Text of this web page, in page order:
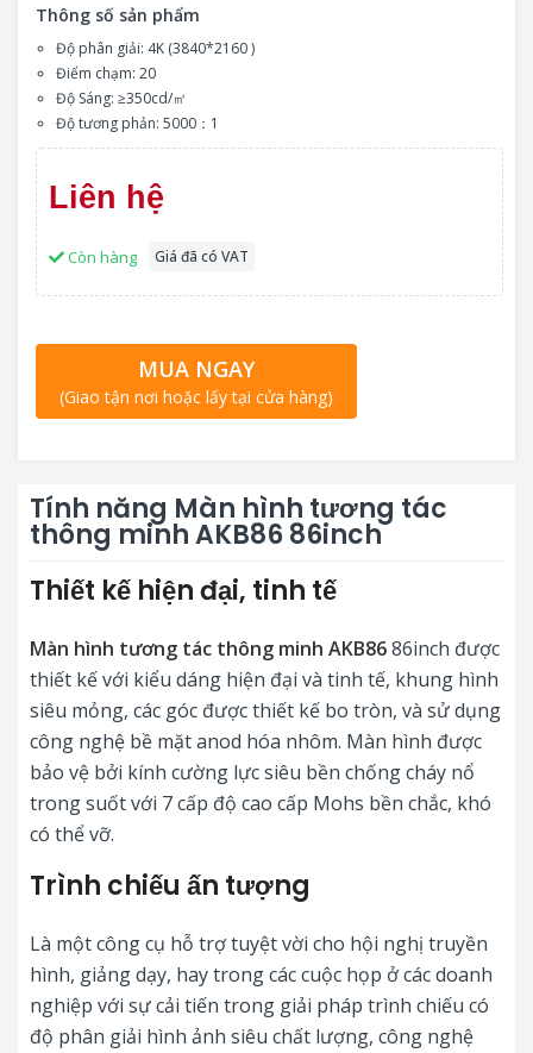
Thông số sản phẩm
Độ phân giải: 4K (3840*2160 )
Điểm chạm: 20
Độ Sáng: ≥350cd/㎡
Độ tương phản: 5000：1
Liên hệ
Còn hàng Giá đã có VAT
MUA NGAY
(Giao tận nơi hoặc lấy tại cửa hàng)
Tính năng Màn hình tương tác
thông minh AKB86 86inch
Thiết kế hiện đại, tinh tế
Màn hình tương tác thông minh AKB8686inch được
thiết kế với kiểu dáng hiện đại và tinh tế, khung hình
siêu mỏng, các góc được thiết kế bo tròn, và sử dụng
công nghệ bề mặt anod hóa nhôm. Màn hình được
bảo vệ bởi kính cường lực siêu bền chống cháy nổ
trong suốt với 7 cấp độ cao cấp Mohs bền chắc, khó
có thể vỡ.
Trình chiếu ấn tượng
Là một công cụ hỗ trợ tuyệt vời cho hội nghị truyền
hình, giảng dạy, hay trong các cuộc họp ở các doanh
nghiệp với sự cải tiến trong giải pháp trình chiếu có
độ phân giải hình ảnh siêu chất lượng, công nghệ